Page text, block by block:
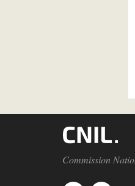
Commission